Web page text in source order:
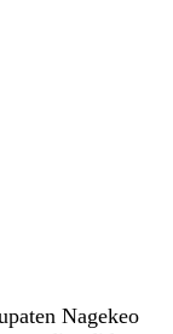
Nagekeo